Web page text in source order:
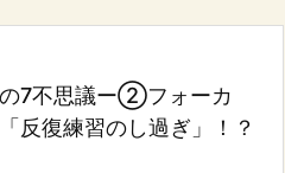

7不思議ー②フォーカ
反復練習のし過ぎ」！？